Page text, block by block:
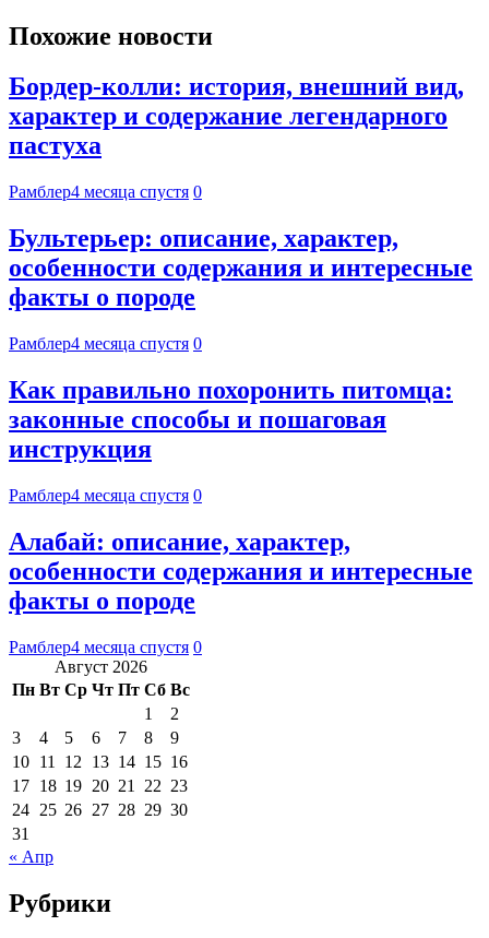
Похожие новости
Бордер-колли: история, внешний вид,
характер и содержание легендарного
пастуха
Рамблер4 месяца спустя 0
Бультерьер: описание, характер,
особенности содержания и интересные
факты о породе
Рамблер4 месяца спустя 0
Как правильно похоронить питомца:
законные способы и пошаговая
инструкция
Рамблер4 месяца спустя 0
Алабай: описание, характер,
особенности содержания и интересные
факты о породе
Рамблер4 месяца спустя 0
Август 2026
Пн Вт Ср Чт Пт Сб Вс
1
2
3
4 5 6 7 8
9
10 11 12 13 14 15 16
17 18 19 20 21 22 23
24 25 26 27 28 29 30
31
« Апр
Рубрики